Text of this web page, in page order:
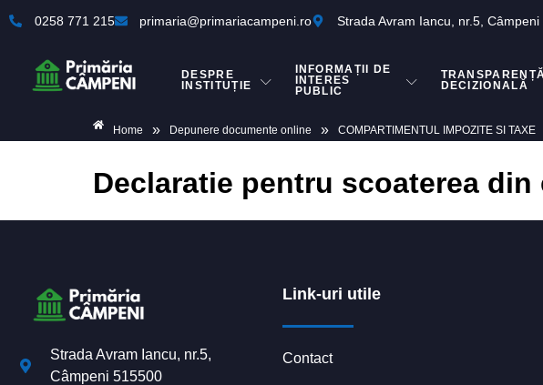
0258 771 215 primaria@primariacampeni.ro Strada Avram Iancu, nr.5, Câmpeni
DESPRE
INSTITUȚIE
INFORMAȚII DE
INTERES
PUBLIC
DECIZIONALĂ
Home » Depunere documente online » COMPARTIMENTUL IMPOZITE SI TAXE
Declaratie pentru scoaterea
Strada Avram Iancu, nr.5,
Câmpeni 515500
Link-uri utile
Contact